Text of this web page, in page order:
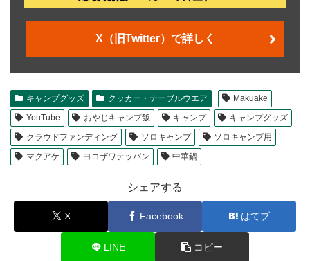
X（旧Twitter）で詳しく
キャンプグッズ クッカー・テーブルウエア
Makuake
YouTube
おやじキャンプ飯 キャンプ
キャンプグッズ
クラウドファンディング
ソロキャンプ
ソロキャンプ用
マクアケ
ヨコザワテッパン 中華鍋
シェアする
X Facebook はてブ
LINE コピー